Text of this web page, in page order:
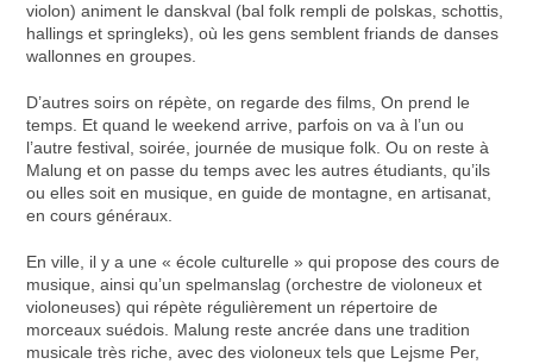
violon) animent le danskval (bal folk rempli de polskas, schottis,
hallings et springleks), où les gens semblent friands de danses
wallonnes en groupes.
D’autres soirs on répète, on regarde des films, On prend le
temps. Et quand le weekend arrive, parfois on va à l’un ou
l’autre festival, soirée, journée de musique folk. Ou on reste à
Malung et on passe du temps avec les autres étudiants, qu’ils
ou elles soit en musique, en guide de montagne, en artisanat,
en cours généraux.
En ville, il y a une « école culturelle » qui propose des cours de
musique, ainsi qu’un spelmanslag (orchestre de violoneux et
violoneuses) qui répète régulièrement un répertoire de
morceaux suédois. Malung reste ancrée dans une tradition
musicale très riche, avec des violoneux tels que Lejsme Per,